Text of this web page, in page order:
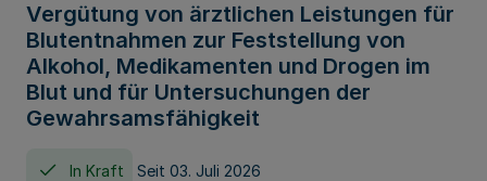
Vergütung von ärztlichen Leistungen für
Blutentnahmen zur Feststellung von
Alkohol, Medikamenten und Drogen im
Blut und für Untersuchungen der
Gewahrsamsfähigkeit
In Kraft Seit 03. Juli 2026